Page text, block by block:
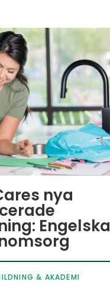
nya
Engelska
& AKADEMI